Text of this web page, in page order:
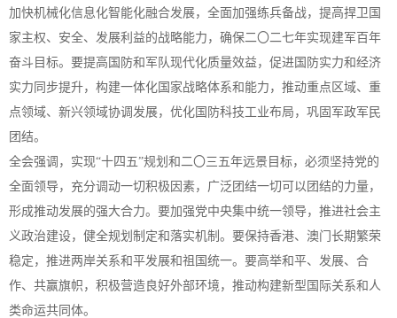
加快机械化信息化智能化融合发展，全面加强练兵备战，提高捍卫国
家主权、安全、发展利益的战略能力，确保二〇二七年实现建军百年
奋斗目标。要提高国防和军队现代化质量效益，促进国防实力和经济
实力同步提升，构建一体化国家战略体系和能力，推动重点区域、重
点领域、新兴领域协调发展，优化国防科技工业布局，巩固军政军民
团结。
全会强调，实现“十四五”规划和二〇三五年远景目标，必须坚持党的
全面领导，充分调动一切积极因素，广泛团结一切可以团结的力量，
形成推动发展的强大合力。要加强党中央集中统一领导，推进社会主
义政治建设，健全规划制定和落实机制。要保持香港、澳门长期繁荣
稳定，推进两岸关系和平发展和祖国统一。要高举和平、发展、合
作、共赢旗帜，积极营造良好外部环境，推动构建新型国际关系和人
类命运共同体。